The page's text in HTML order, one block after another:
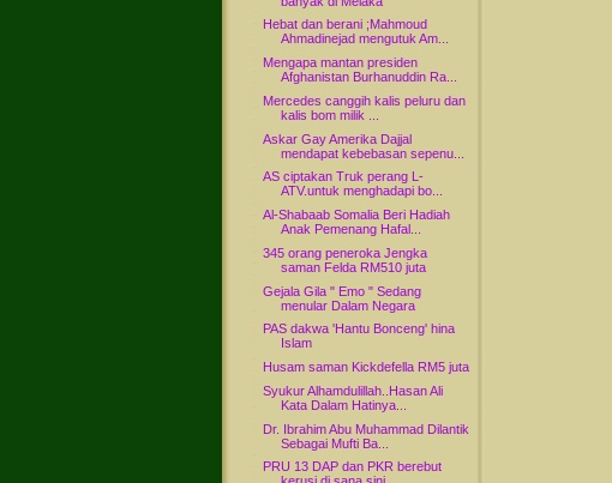
Hebat dan berani ;Mahmoud
Ahmadinejad mengutuk Am...
Mengapa mantan presiden
Afghanistan Burhanuddin Ra...
Mercedes canggih kalis peluru dan
kalis bom milik ...
Askar Gay Amerika Dajjal
mendapat kebebasan sepenu...
AS ciptakan Truk perang L-
ATV.untuk menghadapi bo...
Al-Shabaab Somalia Beri Hadiah
Anak Pemenang Hafal...
345 orang peneroka Jengka
saman Felda RM510 juta
Gejala Gila " Emo " Sedang
menular Dalam Negara
PAS dakwa 'Hantu Bonceng' hina
Islam
Husam saman Kickdefella RM5 juta
Syukur Alhamdulillah..Hasan Ali
Kata Dalam Hatinya...
Dr. Ibrahim Abu Muhammad Dilantik
Sebagai Mufti Ba...
PRU 13 DAP dan PKR berebut